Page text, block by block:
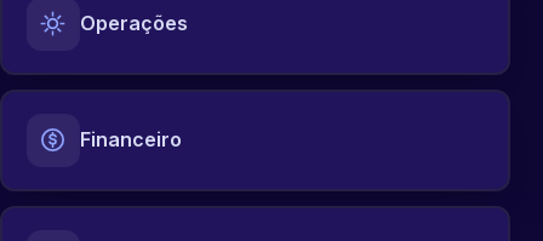
Operações
Financeiro